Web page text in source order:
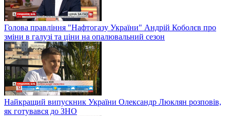
Голова правління "Нафтогазу України" Андрій Коболєв про
зміни в галузі та ціни на опалювальний сезон
Найкращий випускник України Олександр Люклян розповів,
як готувався до ЗНО